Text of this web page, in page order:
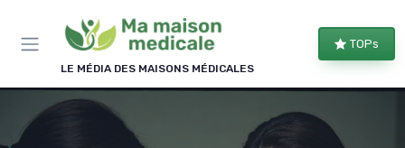
LE MÉDIA DES MAISONS MÉDICALES
TOPs